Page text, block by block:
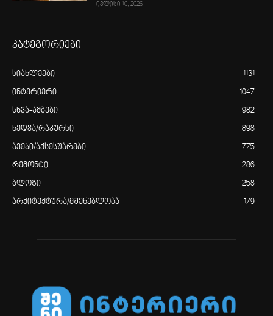
ივლისი 10, 2026
კატეგორიები
სიახლეები 1131
ინტერიერი 1047
სხვა-ამბები 982
ხედვა/რაკურსი 898
ავეჯი/აქსესუარები 775
რემონტი 286
ბლოგი 258
არქიტექტურა/მშენებლობა 179